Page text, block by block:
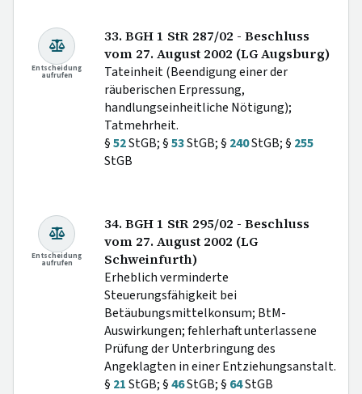
Entscheidung
aufrufen
33. BGH 1 StR 287/02 - Beschluss
vom 27. August 2002 (LG Augsburg)
Tateinheit (Beendigung einer der
räuberischen Erpressung,
handlungseinheitliche Nötigung);
Tatmehrheit.
§52StGB; §53StGB; § 240StGB; § 255
StGB
Entscheidung
aufrufen
34. BGH 1 StR 295/02 - Beschluss
vom 27. August 2002 (LG
Schweinfurth)
Erheblich verminderte
Steuerungsfähigkeit bei
Betäubungsmittelkonsum; BtM-
Auswirkungen; fehlerhaft unterlassene
Prüfung der Unterbringung des
Angeklagten in einer Entziehungsanstalt.
§ 21StGB; §46StGB; § 64StGB